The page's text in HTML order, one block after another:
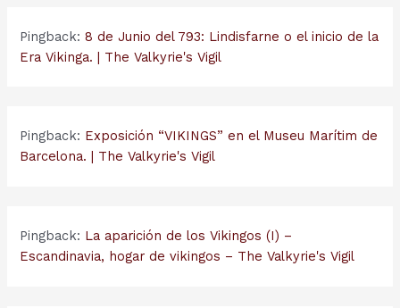
Pingback:8 de Junio del 793: Lindisfarne o el inicio de la
Era Vikinga. | The Valkyrie's Vigil
Pingback: Exposición “VIKINGS” en el Museu Marítim de
Barcelona. | The Valkyrie's Vigil
Pingback: La aparición de los Vikingos (I) –
Escandinavia, hogar de vikingos – The Valkyrie's Vigil